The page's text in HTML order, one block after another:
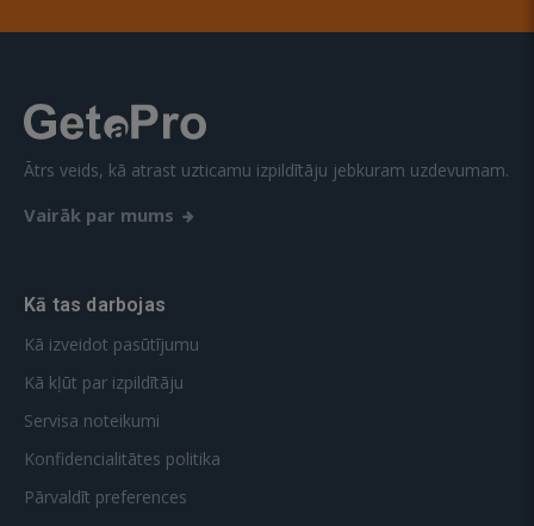
Ātrs veids, kā atrast uzticamu izpildītāju jebkuram uzdevumam.
Vairāk par mums
Kā tas darbojas
Kā izveidot pasūtījumu
Kā kļūt par izpildītāju
Servisa noteikumi
Konfidencialitātes politika
Pārvaldīt preferences